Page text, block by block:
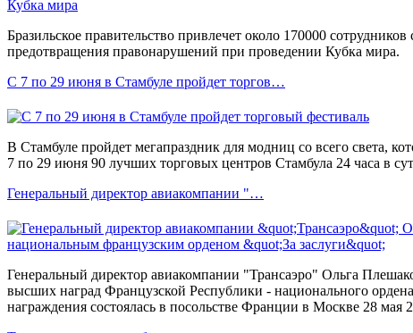
Бразильское правительство привлечет около 170000 сотрудников
предотвращения правонарушений при проведении Кубка мира.
С 7 по 29 июня в Стамбуле пройдет торгов…
В Стамбуле пройдет мегапраздник для модниц со всего света,
7 по 29 июня 90 лучших торговых центров Стамбула 24 часа в
Генеральный директор авиакомпании "…
Генеральный директор авиакомпании "Трансаэро" Ольга
высших наград Французской Республики - национального
награждения состоялась в посольстве Франции в Москве 28 мая